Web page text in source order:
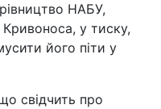
НАБУ,
у тиску,
його піти у
свідчить про